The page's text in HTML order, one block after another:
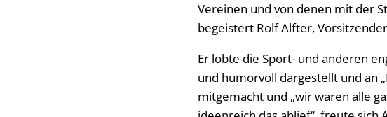
Vereinen und von denen mit der
begeistert Rolf Alfter,
Er lobte die Sport- und anderen
und humorvoll dargestellt und an
mitgemacht und „wir waren alle